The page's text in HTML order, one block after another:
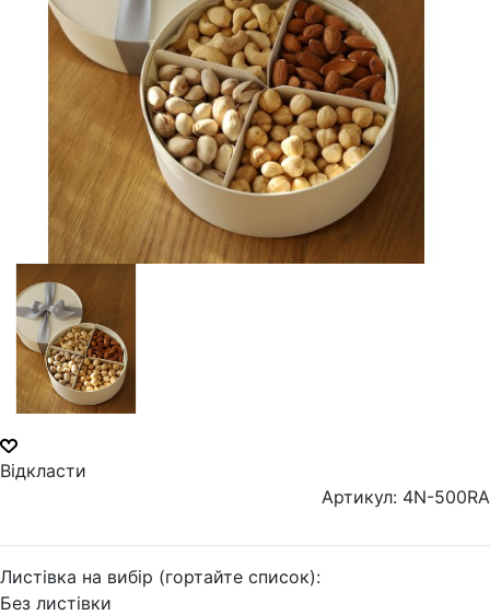
Відкласти
Артикул: 4N-500RA
Листівка на вибір (гортайте список):
Без листівки